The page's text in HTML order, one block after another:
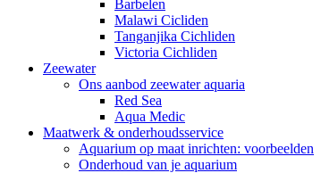
Barbelen
Malawi Cicliden
Tanganjika Cichliden
Victoria Cichliden
Zeewater
Ons aanbod zeewater aquaria
Red Sea
Aqua Medic
Maatwerk & onderhoudsservice
Aquarium op maat inrichten: voorbeelden
Onderhoud van je aquarium